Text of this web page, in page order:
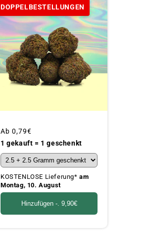
DOPPELBESTELLUNGEN
Üblicher
Preis
Ab 0,79€
1 gekauft = 1 geschenkt
KOSTENLOSE Lieferung*am
Montag, 10. August
Hinzufügen -. 9,90€